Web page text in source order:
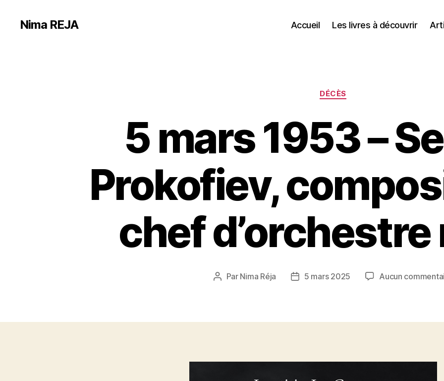
Nima REJA Accueil Les livres à découvrir
Catégories
DÉCÈS
5 mars 1953 –
Prokofiev,
chef
Auteur
Par Nima Réja
Date5 mars 2025 Aucun